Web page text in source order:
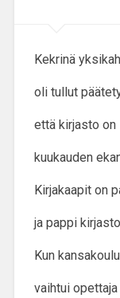
Kekrinä
oli tullut
että kirjasto on
kuukauden
Kirjakaapit on
ja pappi
Kun
vaihtui